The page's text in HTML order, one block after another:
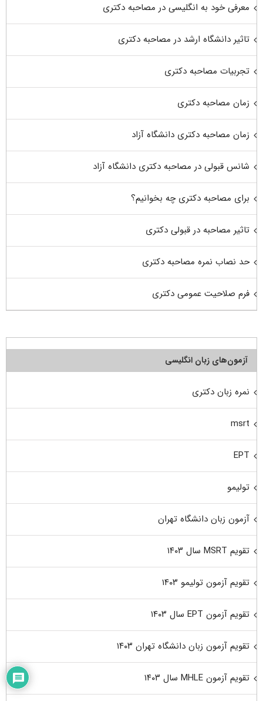
معرفی خود به انگلیسی در مصاحبه دکتری
تاثیر دانشگاه ارشد در مصاحبه دکتری
تجربیات مصاحبه دکتری
زمان مصاحبه دکتری
زمان مصاحبه دکتری دانشگاه آزاد
شانس قبولی در مصاحبه دکتری دانشگاه آزاد
برای مصاحبه دکتری چه بخوانیم؟
تاثیر مصاحبه در قبولی دکتری
حد نصاب نمره مصاحبه دکتری
فرم صلاحیت عمومی دکتری
آزمون‌های زبان انگلیسی
نمره زبان دکتری
msrt
EPT
تولیمو
آزمون زبان دانشگاه تهران
تقویم MSRT سال ۱۴۰۳
تقویم آزمون تولیمو ۱۴۰۳
تقویم آزمون EPT سال ۱۴۰۳
تقویم آزمون زبان دانشگاه تهران ۱۴۰۳
تقویم آزمون MHLE سال ۱۴۰۳